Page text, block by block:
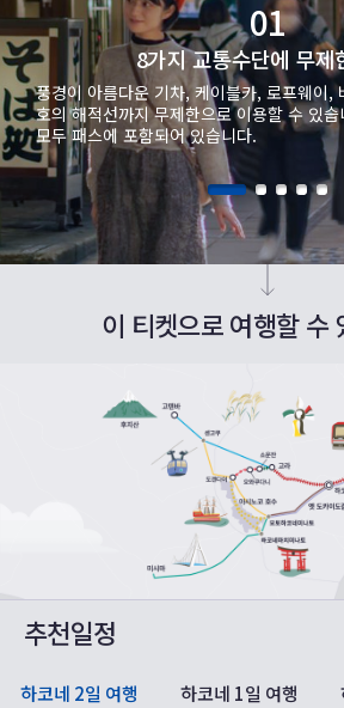
01
8가지 교통수단에 무제
풍경이 아름다운 기차, 케이블카, 로프웨이,
호의 해적선까지 무제한으로 이용할 수 있습
모두 패스에 포함되어 있습니다.
이 티켓으로 여행할 수
추천일정
하코네 2일 여행 하코네 1일 여행